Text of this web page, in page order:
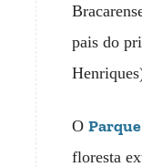
pais do
O
floresta